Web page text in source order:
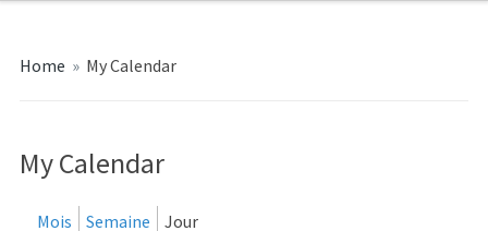
Home » My Calendar
My Calendar
Mois Semaine
Jour